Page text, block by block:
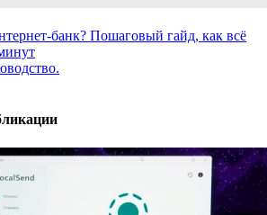
банк? Пошаговый гайд, как всё